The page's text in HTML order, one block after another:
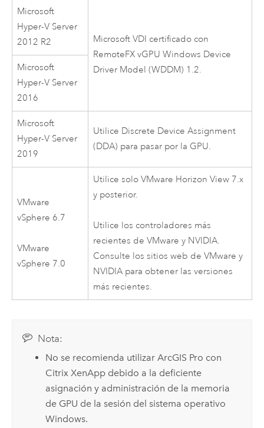
Microsoft
Hyper-V Server
2012 R2
Microsoft VDI certificado con
RemoteFX vGPUWindows Device
Driver Model (WDDM) 1.2.
Microsoft
Hyper-V Server
2016
Microsoft
Hyper-V Server
2019
Utilice Discrete Device Assignment
(DDA) para pasar por la GPU.
VMware
vSphere 6.7
VMware
vSphere 7.0
Utilice soloVMware Horizon View 7.x
y posterior.
Utilice los controladores más
recientes deVMware y NVIDIA.
Consulte los sitios web deVMware y
NVIDIA para obtener las versiones
más recientes.
Nota:
No se recomienda utilizar ArcGIS Pro con
Citrix XenAppdebido a la deficiente
asignación y administración de la memoria
de GPU de la sesión del sistema operativo
Windows.